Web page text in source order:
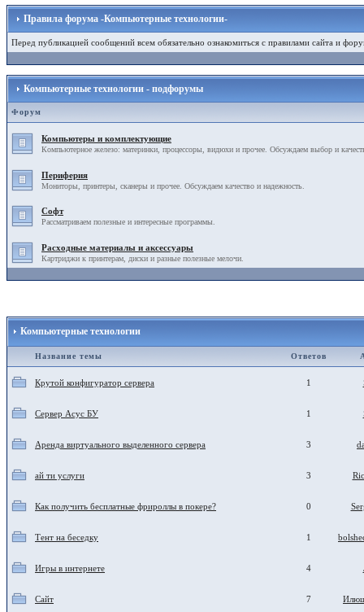
Правила форума -Компьютерные технологии-
Перед публикацией сообщений всем обязательно ознакомиться с правилами сайта и
Компьютерные технологии - подфорумы
Форум
Компьютеры и комплектующие
Компьютерное железо: материнки, процессоры, видюхи и прочее. Обсуждаем выбор и
Периферия
Мониторы, принтеры, сканеры и прочее. Обсуждаем качество и надежность.
Софт
Рассматриваем полезные и интересные программы.
Расходные материалы и аксессуары
Картриджи к принтерам, диски и разные полезные мелочи.
Компьютерные технологии
Название темы Ответов
Крутой конфигуратор сервера 1
Сервер Асус БУ 1
Аренда виртуального выделенного сервера 3
ай ти услуги 3
Как получить бесплатные фрироллы в покере? 0
Тент на беседку 1
Игры в интернете 4
Сайт 7